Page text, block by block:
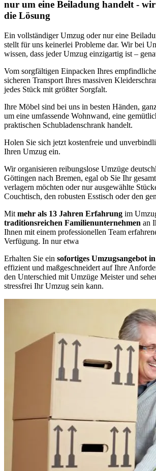
nur um eine Beiladung handelt -
die Lösung
Ein vollständiger Umzug oder nur eine
stellt für uns keinerlei Probleme dar. Wir bei
wissen, dass jeder Umzug einzigartig ist –
Vom sorgfältigen Einpacken Ihres
sicheren Transport Ihres massiven
jedes Stück mit größter Sorgfalt.
Ihre Möbel sind bei uns in besten Händen,
um eine umfassende Wohnwand, eine
praktischen Schubladenschrank handelt.
Holen Sie sich jetzt kostenfreie und
Ihren Umzug ein.
Wir organisieren reibungslose Umzüge
Göttingen nach Bremen, egal ob Sie Ihr
verlagern möchten oder nur ausgewählte
Couchtisch, den robusten Esstisch oder den
Mit mehr als 13 Jahren Erfahrung im
traditionsreichen Familienunternehmen an
Ihnen mit einem professionellen Team
Verfügung. In nur etwa
Erhalten Sie ein sofortiges Umzugsangebot
effizient und maßgeschneidert auf Ihre
den Unterschied mit Umzüge Meister und
stressfrei Ihr Umzug sein kann.